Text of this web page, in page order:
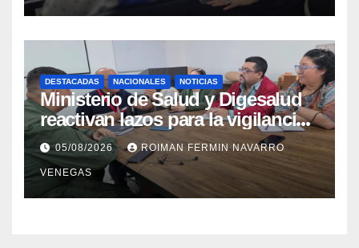
sísmica
DESTACADAS NACIONALES NOTICIAS
Ministerio de Salud y Digesalud
reactivan lazos para la vigilancia
epidemiológica y el control de
enfermedades
05/08/2026 ROIMAN FERMIN NAVARRO
VENEGAS